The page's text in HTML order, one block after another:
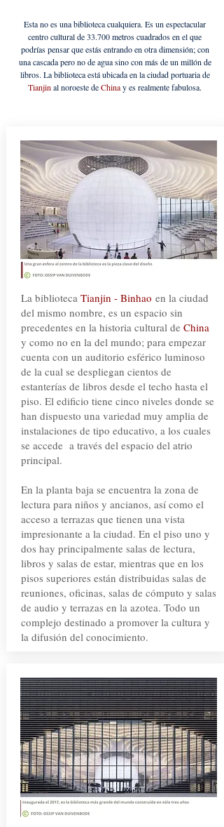
Esta no es una biblioteca cualquiera. Es un espectacular
centro cultural de 33.700 metros cuadrados en el que
podrías pensar que estás entrando en otra dimensión; con
una cascada pero no de agua sino con más de un millón de
libros. La biblioteca está ubicada en la ciudad portuaria de
Tianjin al noroeste deChinay es realmente fabulosa.
La biblioteca Tianjin - Binhao en la ciudad
del mismo nombre, es un espacio sin
precedentes en la historia cultural de China
y como no en la del mundo; para empezar
cuenta con un auditorio esférico luminoso
de la cual se despliegan cientos de
estanterías de libros desde el techo hasta el
piso. El edificio tiene cinco niveles donde se
han dispuesto una variedad muy amplia de
instalaciones de tipo educativo, a los cuales
se accede a través del espacio del atrio
principal.
En la planta baja se encuentra la zona de
lectura para niños y ancianos, así como el
acceso a terrazas que tienen una vista
impresionante a la ciudad. En el piso uno y
dos hay principalmente salas de lectura,
libros y salas de estar, mientras que en los
pisos superiores están distribuidas salas de
reuniones, oficinas, salas de cómputo y salas
de audio y terrazas en la azotea. Todo un
complejo destinado a promover la cultura y
la difusión del conocimiento.